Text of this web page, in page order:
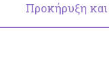
Προκήρυξη